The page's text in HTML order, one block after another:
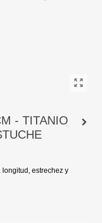
- TITANIO
estrechez y